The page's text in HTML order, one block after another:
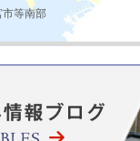
市等南部